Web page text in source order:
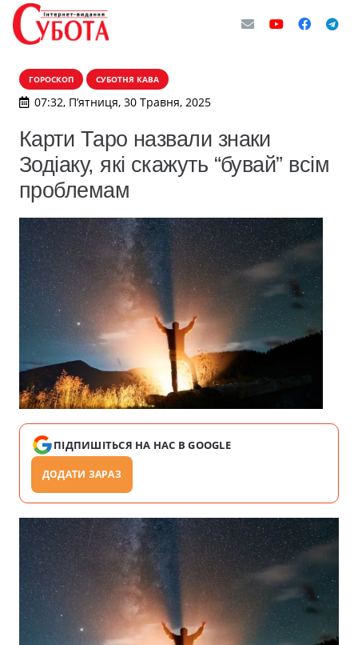
ГОРОСКОП СУБОТНЯ КАВА
07:32, П’ятниця, 30 Травня, 2025
Карти Таро назвали знаки
Зодіаку, які скажуть “бувай” всім
проблемам
ПІДПИШІТЬСЯ НА НАС В GOOGLE
ДОДАТИ ЗАРАЗ